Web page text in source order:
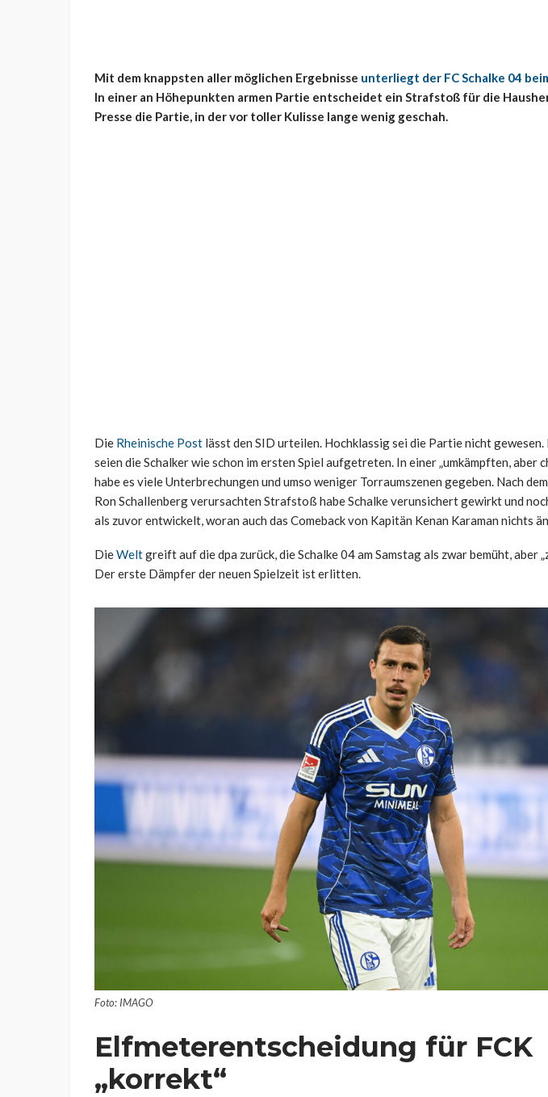
Mit dem knappsten aller möglichen Ergebnisse unterliegt der FC Schalke 04
In einer an Höhepunkten armen Partie entscheidet ein Strafstoß für die
Presse die Partie, in der vor toller Kulisse lange wenig geschah.
Die Rheinische Post lässt den SID urteilen. Hochklassig sei die Partie nicht
seien die Schalker wie schon im ersten Spiel aufgetreten. In einer „umkämpften, aber
habe es viele Unterbrechungen und umso weniger Torraumszenen gegeben. Nach
Ron Schallenberg verursachten Strafstoß habe Schalke verunsichert gewirkt und
als zuvor entwickelt, woran auch das Comeback von Kapitän Kenan Karaman nichts
DieWeltgreift auf die dpa zurück, die Schalke 04 am Samstag als zwar bemüht, aber
Der erste Dämpfer der neuen Spielzeit ist erlitten.
Foto: IMAGO
Elfmeterentscheidung für FCK
„korrekt“